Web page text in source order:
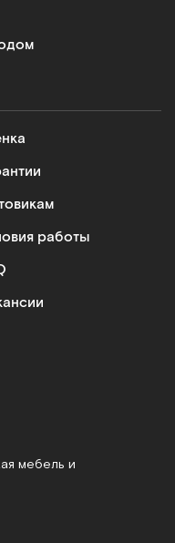
работы
мебель и